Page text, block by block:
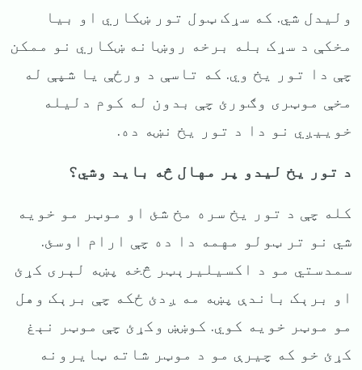
ولیدل شي. که سړک ټول تور ښکاري او بیا
مخکې د سړک بله برخه روښانه ښکاري نو ممکن
چې دا تور یخ وي. که تاسې د ورځې یا شپې له
مخې موټری وګورئ چې بدون له کوم دلیله
خوییږي نو دا د تور یخ نښه ده.
د تور یخ لیدو پر مهال څه باید وشي؟
کله چې د تور یخ سره مخ شئ او موټر مو خویه
شي نو تر ټولو مهمه دا ده چې ارام اوسئ.
سمدستي مو د اکسیلیرېټر څخه پښه لېری کړئ
او برېک باندې پښه مه ږدئ ځکه چې برېک وهل
مو موټر خویه کوي. کوښښ وکړئ چې موټر نېغ
کړئ خو که چیرې مو د موټر شاته ټایرونه